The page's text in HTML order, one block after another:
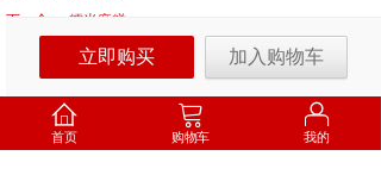
立即购买 加入购物车
下一个：
糯米麻糍
首页 购物车 我的